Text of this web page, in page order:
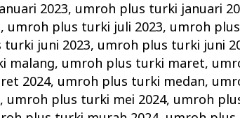
2023, umroh plus turki januari
, umroh plus turki juli 2023, umroh
juni 2023, umroh plus turki juni
malang, umroh plus turki maret,
2024, umroh plus turki medan,
, umroh plus turki mei 2024, umroh